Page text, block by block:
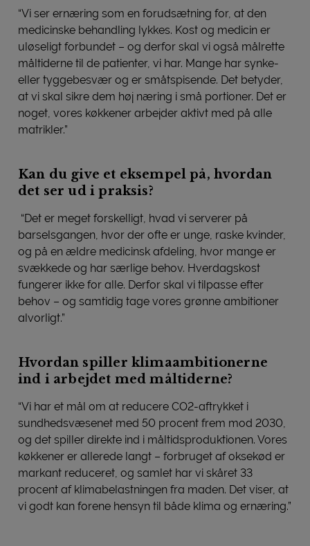
“Vi ser ernæring som en forudsætning for, at den
medicinske behandling lykkes. Kost og medicin er
uløseligt forbundet – og derfor skal vi også målrette
måltiderne til de patienter, vi har. Mange har synke-
eller tyggebesvær og er småtspisende. Det betyder,
at vi skal sikre dem høj næring i små portioner. Det er
noget, vores køkkener arbejder aktivt med på alle
matrikler.”
Kan du give et eksempel på, hvordan
det ser ud i praksis?
“Det er meget forskelligt, hvad vi serverer på
barselsgangen, hvor der ofte er unge, raske kvinder,
og på en ældre medicinsk afdeling, hvor mange er
svækkede og har særlige behov. Hverdagskost
fungerer ikke for alle. Derfor skal vi tilpasse efter
behov – og samtidig tage vores grønne ambitioner
alvorligt.”
Hvordan spiller klimaambitionerne
ind i arbejdet med måltiderne?
“Vi har et mål om at reducere CO2-aftrykket i
sundhedsvæsenet med 50 procent frem mod 2030,
og det spiller direkte ind i måltidsproduktionen. Vores
køkkener er allerede langt – forbruget af oksekød er
markant reduceret, og samlet har vi skåret 33
procent af klimabelastningen fra maden. Det viser, at
vi godt kan forene hensyn til både klima og ernæring.”